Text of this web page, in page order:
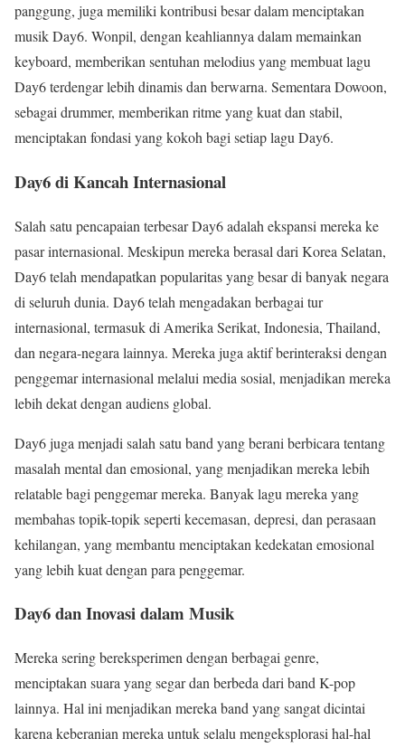
panggung, juga memiliki kontribusi besar dalam menciptakan
musik Day6. Wonpil, dengan keahliannya dalam memainkan
keyboard, memberikan sentuhan melodius yang membuat lagu
Day6 terdengar lebih dinamis dan berwarna. Sementara Dowoon,
sebagai drummer, memberikan ritme yang kuat dan stabil,
menciptakan fondasi yang kokoh bagi setiap lagu Day6.
Day6 di Kancah Internasional
Salah satu pencapaian terbesar Day6 adalah ekspansi mereka ke
pasar internasional. Meskipun mereka berasal dari Korea Selatan,
Day6 telah mendapatkan popularitas yang besar di banyak negara
di seluruh dunia. Day6 telah mengadakan berbagai tur
internasional, termasuk di Amerika Serikat, Indonesia, Thailand,
dan negara-negara lainnya. Mereka juga aktif berinteraksi dengan
penggemar internasional melalui media sosial, menjadikan mereka
lebih dekat dengan audiens global.
Day6 juga menjadi salah satu band yang berani berbicara tentang
masalah mental dan emosional, yang menjadikan mereka lebih
relatable bagi penggemar mereka. Banyak lagu mereka yang
membahas topik-topik seperti kecemasan, depresi, dan perasaan
kehilangan, yang membantu menciptakan kedekatan emosional
yang lebih kuat dengan para penggemar.
Day6 dan Inovasi dalam Musik
Mereka sering bereksperimen dengan berbagai genre,
menciptakan suara yang segar dan berbeda dari band K-pop
lainnya. Hal ini menjadikan mereka band yang sangat dicintai
karena keberanian mereka untuk selalu mengeksplorasi hal-hal